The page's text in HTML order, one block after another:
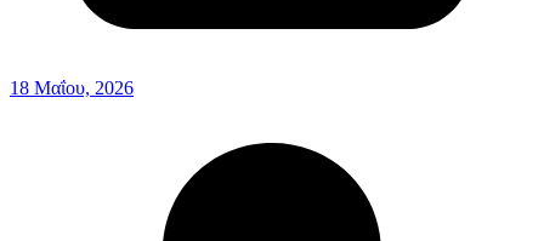
18 Μαΐου, 2026